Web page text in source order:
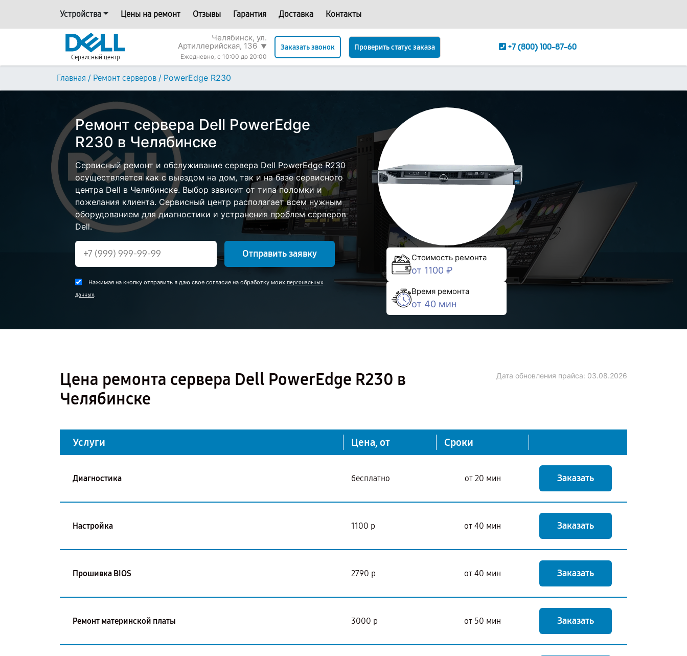
Устройства Цены на ремонт Отзывы Гарантия Доставка Контакты
Сервисный центр
Челябинск, ул.
Артиллерийская, 136 ▼
Ежедневно, с 10:00 до 20:00
Заказать звонок Проверить статус заказа +7 (800) 100-87-60
Главная / Ремонт серверов / PowerEdge R230
Ремонт сервера Dell PowerEdge
R230 в Челябинске
Сервисный ремонт и обслуживание сервера Dell PowerEdge R230
осуществляется как с выездом на дом, так и на базе сервисного
центра Dell в Челябинске. Выбор зависит от типа поломки и
пожелания клиента. Сервисный центр располагает всем нужным
оборудованием для диагностики и устранения проблем серверов
Dell.
Отправить заявку
Нажимая на кнопку отправить я даю свое согласие на обработку моих персональных
данных.
Стоимость ремонта
от 1100 ₽
Время ремонта
от 40 мин
Цена ремонта сервера Dell PowerEdge R230 в
Челябинске
Дата обновления прайса: 03.08.2026
Услуги Цена, от Сроки
Диагностика бесплатно от 20 мин Заказать
Настройка 1100 р от 40 мин Заказать
Прошивка BIOS 2790 р от 40 мин Заказать
Ремонт материнской платы 3000 р от 50 мин Заказать